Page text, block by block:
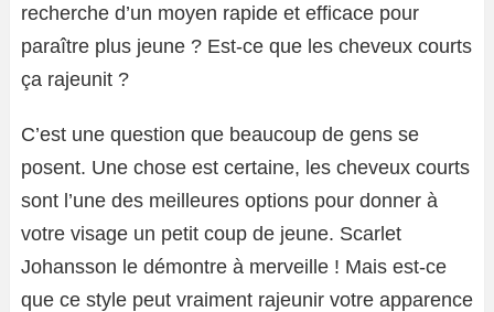
recherche d’un moyen rapide et efficace pour
paraître plus jeune ? Est-ce que les cheveux courts
ça rajeunit ?
C’est une question que beaucoup de gens se
posent. Une chose est certaine, les cheveux courts
sont l’une des meilleures options pour donner à
votre visage un petit coup de jeune. Scarlet
Johansson le démontre à merveille ! Mais est-ce
que ce style peut vraiment rajeunir votre apparence